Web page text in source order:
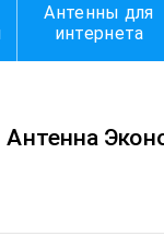
Антенны для
интернета
Антенна